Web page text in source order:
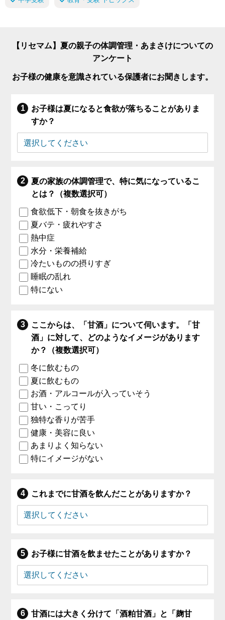
【リセマム】夏の親子の体調管理・あまさけについての
アンケート
お子様の健康を意識されている保護者にお聞きします。
お子様は夏になると食欲が落ちることがありま
すか？
夏の家族の体調管理で、特に気になっているこ
とは？（複数選択可）
食欲低下・朝食を抜きがち
夏バテ・疲れやすさ
熱中症
水分・栄養補給
冷たいものの摂りすぎ
睡眠の乱れ
特にない
ここからは、「甘酒」について伺います。「甘
酒」に対して、どのようなイメージがあります
か？（複数選択可）
冬に飲むもの
夏に飲むもの
お酒・アルコールが入っていそう
甘い・こってり
独特な香りが苦手
健康・美容に良い
あまりよく知らない
特にイメージがない
これまでに甘酒を飲んだことがありますか？
お子様に甘酒を飲ませたことがありますか？
甘酒には大きく分けて「酒粕甘酒」と「麹甘